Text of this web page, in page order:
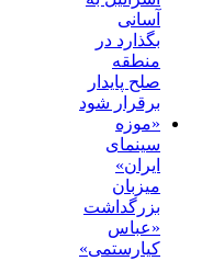
آسانی
بگذارد در
منطقه
صلح پایدار
برقرار شود
«موزه
سینمای
ایران»
میزبان
بزرگداشت
«عباس
کیارستمی»